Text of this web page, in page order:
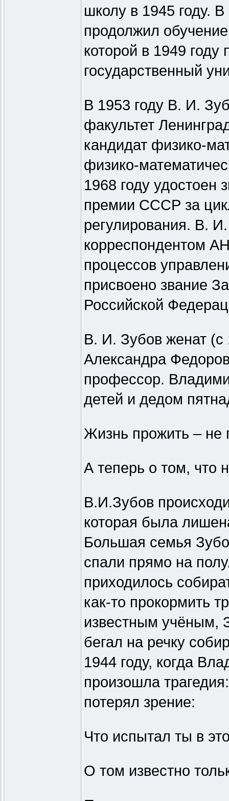
школу в 1945 году.
продолжил
которой в 1949 году
государственный
В 1953 году В. И.
факультет
кандидат физико-
физико-
1968 году удостоен
премии СССР за
регулирования. В.
корреспондентом
процессов
присвоено звание
Российской
В. И. Зубов женат (с
Александра
профессор.
детей и дедом
Жизнь прожить – не
А теперь о том,
В.И.Зубов
которая была
Большая семья
спали прямо на
приходилось
как-то прокормить
известным учёным,
бегал на речку
1944 году, когда
произошла
потерял зрение:
Что испытал ты в
О том известно